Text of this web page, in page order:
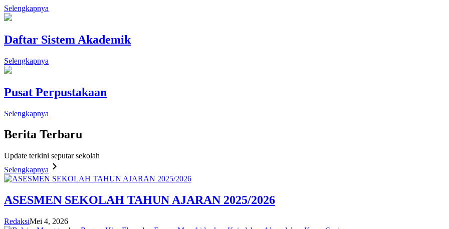
Selengkapnya
Daftar Sistem Akademik
Selengkapnya
Pusat Perpustakaan
Selengkapnya
Berita Terbaru
Update terkini seputar sekolah
Selengkapnya
ASESMEN SEKOLAH TAHUN AJARAN 2025/2026
RedaksiMei 4, 2026